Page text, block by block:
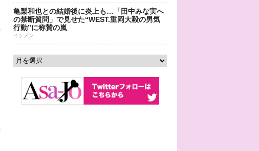
亀梨和也との結婚後に炎上も…「田中みな実へ
の禁断質問」で見せた“WEST.重岡大毅の男気
行動”に称賛の嵐
イケメン